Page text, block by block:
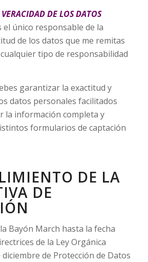
DE LOS DATOS
el único responsable de la
de los datos que me remitas
tipo de responsabilidad
garantizar la exactitud y
datos personales facilitados
la información completa y
formularios de captación
DE LA
DE
Bayón March hasta la fecha
de la Ley Orgánica
diciembre de Protección de Datos